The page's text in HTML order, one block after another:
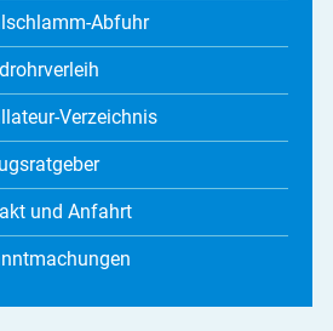
Abfuhr
Verzeichnis
und Anfahrt